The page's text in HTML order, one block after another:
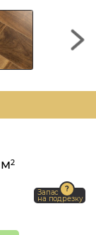
м2
Запас
на подрезку